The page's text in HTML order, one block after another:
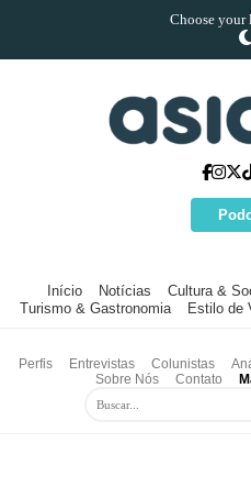
Choose your
Início Notícias Cultura &
Turismo & Gastronomia
Estilo de
Perfis Entrevistas Colunistas
Sobre Nós
Contato